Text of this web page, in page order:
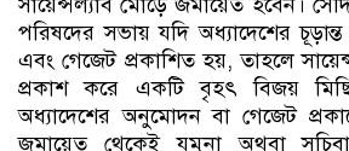
পরিষদের সভায় যদি অধ্যাদেশের
এবং গেজেট প্রকাশিত হয়, তাহলে
প্রকাশ করে একটি বৃহৎ বিজয়
অধ্যাদেশের অনুমোদন বা গেজেট
জমায়েত থেকেই যমুনা অথবা